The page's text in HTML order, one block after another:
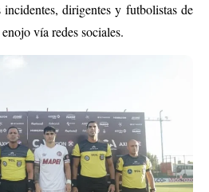
incidentes, dirigentes y futbolistas de
vía redes sociales.